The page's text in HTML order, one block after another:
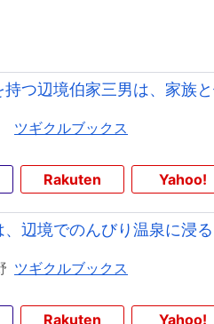
持つ辺境伯家三男は、家族
ツギクルブックス
Rakuten Yahoo!
、辺境でのんびり温泉に浸る
ツギクルブックス
Rakuten Yahoo!